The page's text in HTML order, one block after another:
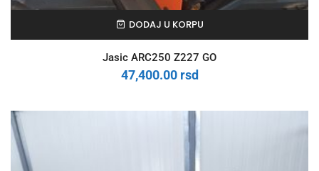
DODAJ U KORPU
Jasic ARC250 Z227 GO
47,400.00 rsd